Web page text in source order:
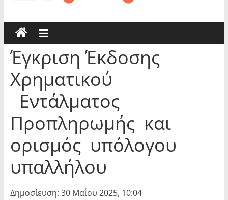
Έγκριση Έκδοσης
Χρηματικού
Εντάλματος
Προπληρωμής και
ορισμός υπόλογου
υπαλλήλου
Δημοσίευση: 30 Μαΐου 2025, 10:04